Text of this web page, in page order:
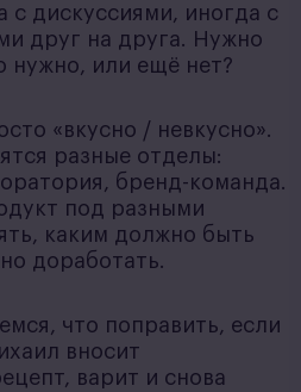
с дискуссиями, иногда с
друг на друга. Нужно
нужно, или ещё нет?
«вкусно / невкусно».
разные отделы:
бренд-команда.
под разными
каким должно быть
доработать.
что поправить, если
вносит
варит и снова